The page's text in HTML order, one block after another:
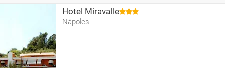
Hotel Miravalle
Nápoles